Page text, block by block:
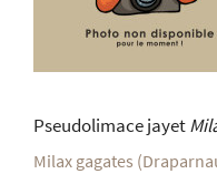
Pseudolimace jayet
Milax gagates